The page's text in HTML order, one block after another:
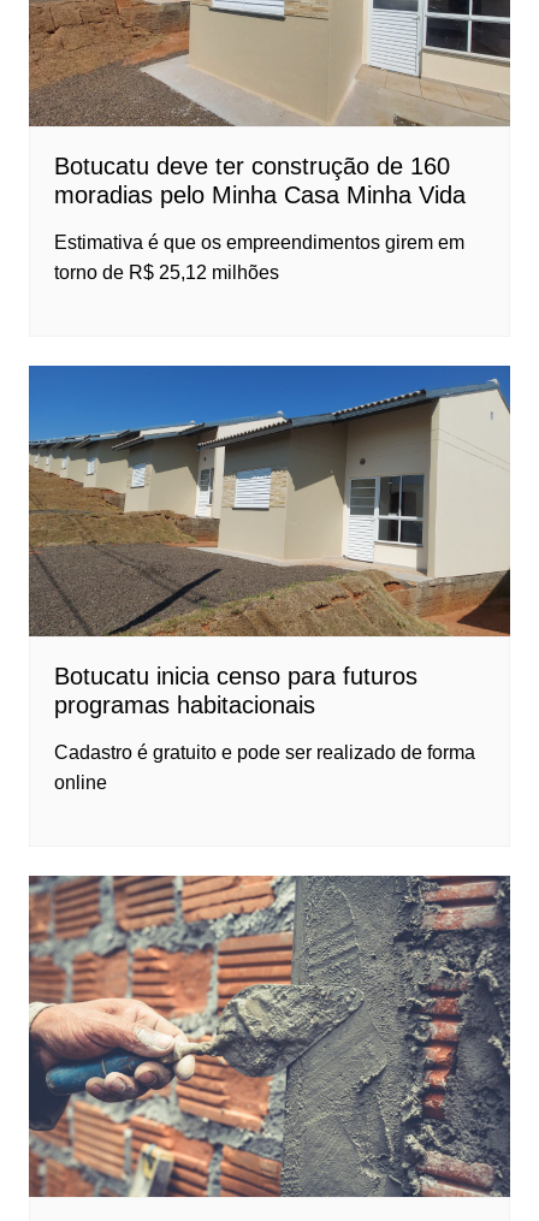
Botucatu deve ter construção de 160
moradias pelo Minha Casa Minha Vida
Estimativa é que os empreendimentos girem em
torno de R$ 25,12 milhões
Botucatu inicia censo para futuros
programas habitacionais
Cadastro é gratuito e pode ser realizado de forma
online